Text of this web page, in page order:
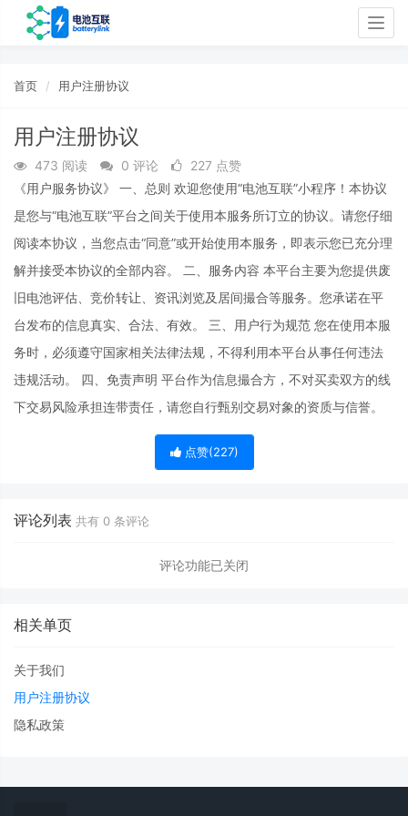
首页 用户注册协议
用户注册协议
473 阅读 0 评论
227 点赞
《用户服务协议》 一、总则 欢迎您使用“电池互联”小程序！本协议
是您与“电池互联”平台之间关于使用本服务所订立的协议。请您仔细
阅读本协议，当您点击“同意”或开始使用本服务，即表示您已充分理
解并接受本协议的全部内容。 二、服务内容 本平台主要为您提供废
旧电池评估、竞价转让、资讯浏览及居间撮合等服务。您承诺在平
台发布的信息真实、合法、有效。 三、用户行为规范 您在使用本服
务时，必须遵守国家相关法律法规，不得利用本平台从事任何违法
违规活动。 四、免责声明 平台作为信息撮合方，不对买卖双方的线
下交易风险承担连带责任，请您自行甄别交易对象的资质与信誉。
点赞(227)
评论列表 共有 0 条评论
评论功能已关闭
相关单页
关于我们
用户注册协议
隐私政策